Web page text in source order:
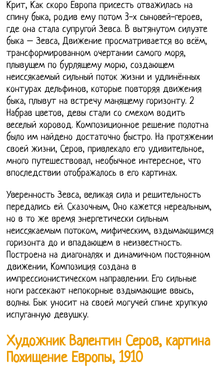
Крит, Как скоро Европа присесть отважилась на
спину быка, родив ему потом 3-х сыновей-героев,
где она стала супругой Зевса. В вытянутом силуэте
быка – Зевса, Движение просматривается во всём,
трансформированном очертании самого моря,
плывущем по бурлящему морю, создающем
неиссякаемый сильный поток жизни и удлинённых
контурах дельфинов, которые повторяя движения
быка, плывут на встречу манящему горизонту. 2
Набрав цветов, девы стали со смехом водить
веселый хоровод. Композиционное решение полотна
было им найдено достаточно быстро. На протяжении
своей жизни, Серов, привлекало его удивительное,
много путешествовал, необычное интересное, что
впоследствии отображалось в его картинах.
Уверенность Зевса, великая сила и решительность
передались ей. Сказочным, Оно кажется нереальным,
но в то же время энергетически сильным
неиссякаемым потоком, мифическим, вздымающимся
горизонта до и впадающем в неизвестность.
Построена на диагоналях и динамичном постоянном
движении, Композиция создана в
импрессионистическом направлении. Его сильные
ноги рассекают непокорные вздымающие ввысь,
волны. Бык уносит на своей могучей спине хрупкую
испуганную девушку.
Художник Валентин Серов, картина
Похищение Европы, 1910